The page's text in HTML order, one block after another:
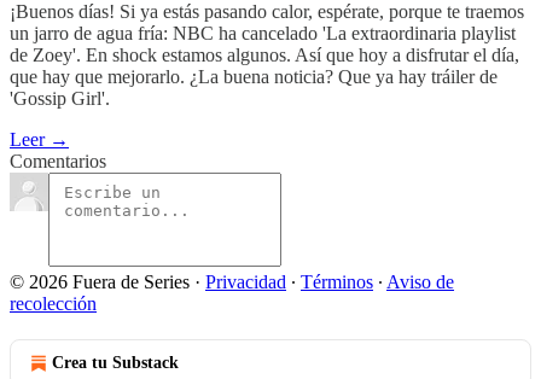
¡Buenos días! Si ya estás pasando calor, espérate, porque te traemos
un jarro de agua fría: NBC ha cancelado 'La extraordinaria playlist
de Zoey'. En shock estamos algunos. Así que hoy a disfrutar el día,
que hay que mejorarlo. ¿La buena noticia? Que ya hay tráiler de
'Gossip Girl'.
Leer →
Comentarios
© 2026 Fuera de Series · Privacidad ∙ Términos ∙ Aviso de
recolección
Crea tu Substack